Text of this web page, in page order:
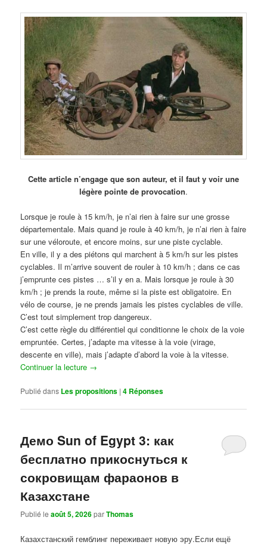
Cette article n’engage que son auteur, et il faut y voir une
légère pointe de provocation.
Lorsque je roule à 15 km/h, je n’ai rien à faire sur une grosse
départementale. Mais quand je roule à 40 km/h, je n’ai rien à faire
sur une véloroute, et encore moins, sur une piste cyclable.
En ville, il y a des piétons qui marchent à 5 km/h sur les pistes
cyclables. Il m’arrive souvent de rouler à 10 km/h ; dans ce cas
j’emprunte ces pistes … s’il y en a. Mais lorsque je roule à 30
km/h ; je prends la route, même si la piste est obligatoire. En
vélo de course, je ne prends jamais les pistes cyclables de ville.
C’est tout simplement trop dangereux.
C’est cette règle du différentiel qui conditionne le choix de la voie
empruntée. Certes, j’adapte ma vitesse à la voie (virage,
descente en ville), mais j’adapte d’abord la voie à la vitesse.
Continuer la lecture →
Publié dans Les propositions |4 Réponses
Демо Sun of Egypt 3: как
бесплатно прикоснуться к
сокровищам фараонов в
Казахстане
Publié leaoût 5, 2026parThomas
Казахстанский гемблинг переживает новую эру.Если ещё